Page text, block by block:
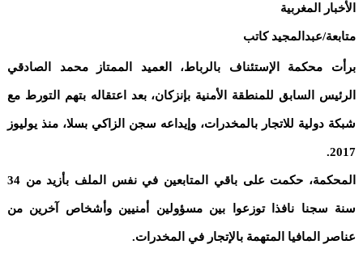
الأخبار المغربية
متابعة/عبدالمجيد كاتب
برأت محكمة الإستئناف بالرباط، العميد الممتاز محمد الصادقي
الرئيس السابق للمنطقة الأمنية بإنزكان، بعد اعتقاله بتهم التورط مع
شبكة دولية للاتجار بالمخدرات، وإيداعه سجن الزاكي بسلا، منذ يوليوز
2017.
المحكمة، حكمت على باقي المتابعين في نفس الملف بأزيد من 34
سنة سجنا نافذا توزعوا بين مسؤولين أمنيين وأشخاص آخرين من
عناصر المافيا المتهمة بالإتجار في المخدرات.